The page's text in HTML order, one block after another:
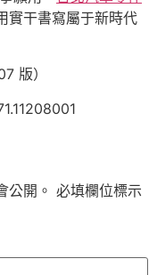
實干書寫屬于新時代
版）
公開。 必填欄位標示